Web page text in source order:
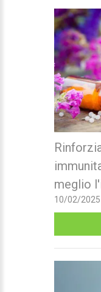
meglio
10/02/2025